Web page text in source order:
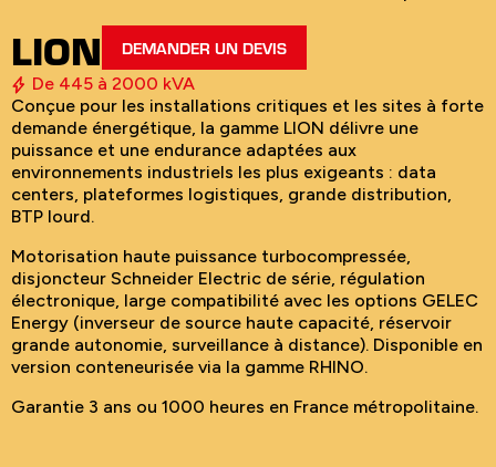
LION DEMANDER UN DEVIS
De 445 à 2000 kVA
Conçue pour les installations critiques et les sites à forte
demande énergétique, la gamme LION délivre une
puissance et une endurance adaptées aux
environnements industriels les plus exigeants : data
centers, plateformes logistiques, grande distribution,
BTP lourd.
Motorisation haute puissance turbocompressée,
disjoncteur Schneider Electric de série, régulation
électronique, large compatibilité avec les options GELEC
Energy (inverseur de source haute capacité, réservoir
grande autonomie, surveillance à distance). Disponible en
version conteneurisée via la gamme RHINO.
Garantie 3 ans ou 1000 heures en France métropolitaine.